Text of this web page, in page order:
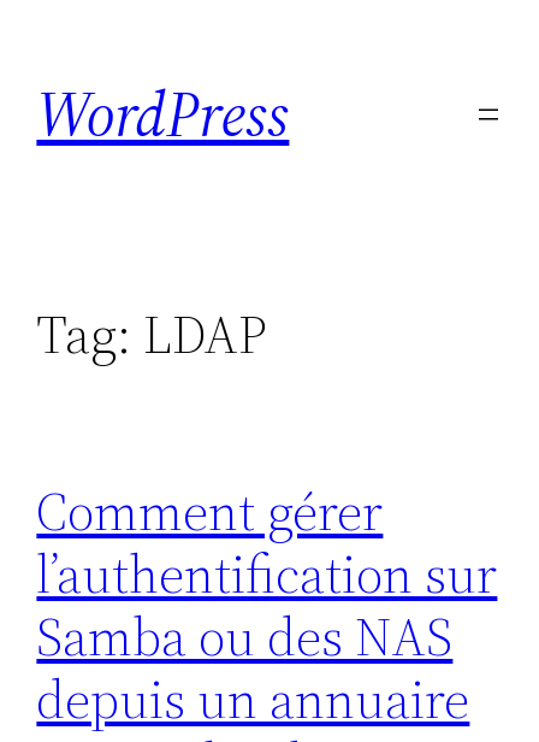
content
WordPress
Tag: LDAP
Comment gérer
l’authentification sur
Samba ou des NAS
depuis un annuaire